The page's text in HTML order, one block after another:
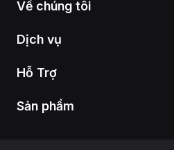
Về chúng tôi
Dịch vụ
Hỗ Trợ
Sản phẩm